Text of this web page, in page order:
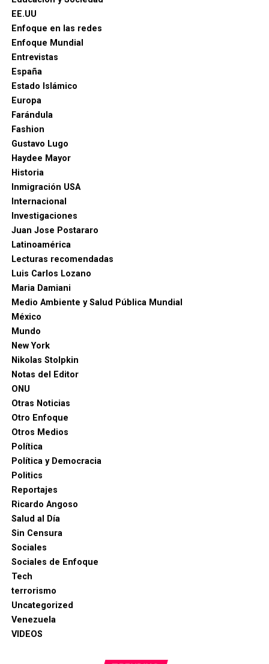
EE.UU
Enfoque en las redes
Enfoque Mundial
Entrevistas
España
Estado Islámico
Europa
Farándula
Fashion
Gustavo Lugo
Haydee Mayor
Historia
Inmigración USA
Internacional
Investigaciones
Juan Jose Postararo
Latinoamérica
Lecturas recomendadas
Luis Carlos Lozano
Maria Damiani
Medio Ambiente y Salud Pública Mundial
México
Mundo
New York
Nikolas Stolpkin
Notas del Editor
ONU
Otras Noticias
Otro Enfoque
Otros Medios
Política
Política y Democracia
Politics
Reportajes
Ricardo Angoso
Salud al Día
Sin Censura
Sociales
Sociales de Enfoque
Tech
terrorismo
Uncategorized
Venezuela
VIDEOS